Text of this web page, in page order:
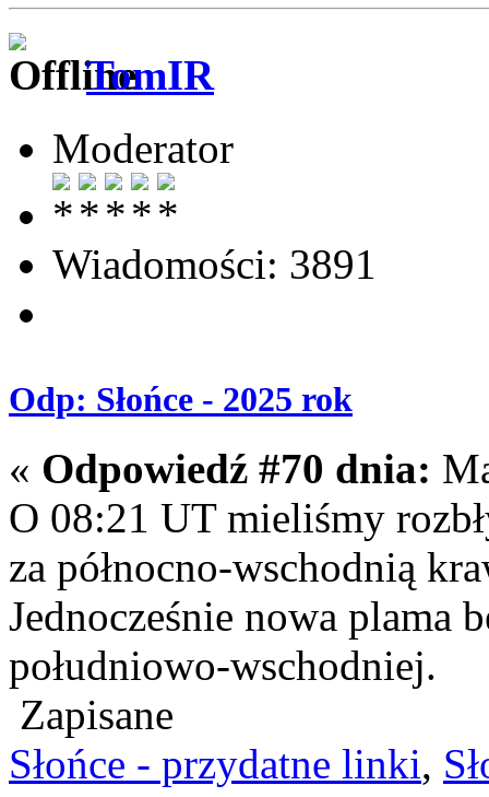
TomIR
Moderator
Wiadomości: 3891
Odp: Słońce - 2025 rok
« Odpowiedź #70 dnia:
O 08:21 UT mieliśmy
za północno-wschodnią
Jednocześnie nowa plama
południowo-wschodniej.
Zapisane
Słońce - przydatne linki,